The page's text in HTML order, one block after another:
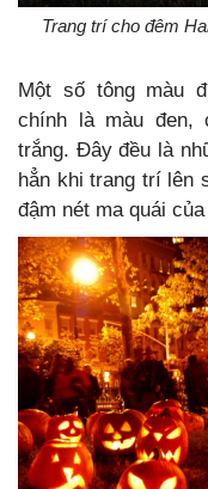
Trang trí cho đêm
Một số tông màu
chính là màu đen,
trắng. Đây đều là
hẳn khi trang trí lên
đậm nét ma quái